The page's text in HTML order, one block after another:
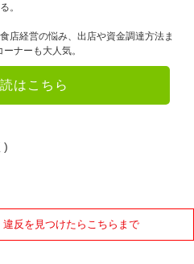
。
店経営の悩み、出店や資金調達方法ま
ナーも大人気。
はこちら
)
反を見つけたらこちらまで
9月
12月